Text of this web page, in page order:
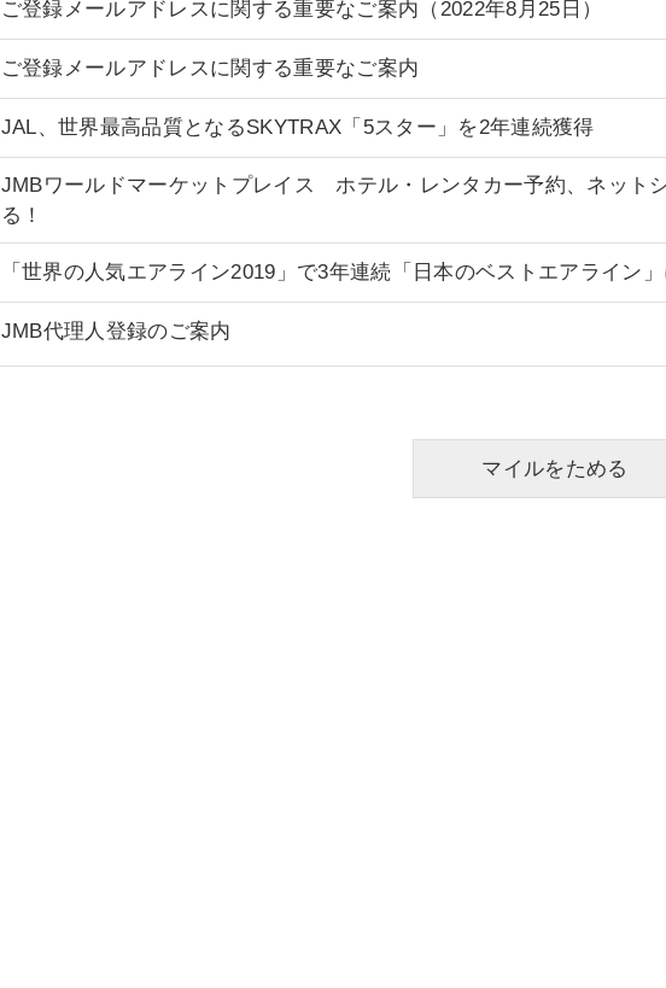
ご登録メールアドレスに関する重要なご案内（2022年8月25日）
ご登録メールアドレスに関する重要なご案内
JAL、世界最高品質となるSKYTRAX「5スター」を2年連続獲得
JMBワールドマーケットプレイス ホテル・レンタカー予約、ネット
る！
「世界の人気エアライン2019」で3年連続「日本のベストエアライン
JMB代理人登録のご案内
マイルをためる